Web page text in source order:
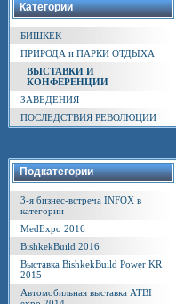
Категории
БИШКЕК
ПРИРОДА и ПАРКИ ОТДЫХА
ВЫСТАВКИ И
КОНФЕРЕНЦИИ
ЗАВЕДЕНИЯ
ПОСЛЕДСТВИЯ РЕВОЛЮЦИИ
Подкатегории
3-я бизнес-встреча INFOX в
категории
MedExpo 2016
BishkekBuild 2016
Выставка BishkekBuild Power KR
2015
Автомобильная выставка ATBI